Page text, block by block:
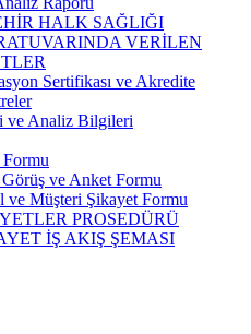
HALK SAĞLIĞI
VERİLEN
Sertifikası ve Akredite
ve Analiz Bilgileri
ve Anket Formu
ve Müşteri Şikayet Formu
PROSEDÜRÜ
İŞ AKIŞ ŞEMASI